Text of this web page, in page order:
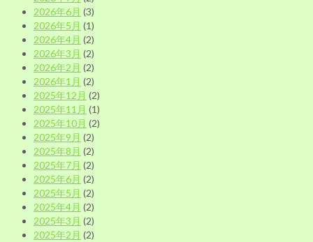
2026年6月 (3)
2026年5月 (1)
2026年4月 (2)
2026年3月 (2)
2026年2月 (2)
2026年1月 (2)
2025年12月 (2)
2025年11月 (1)
2025年10月 (2)
2025年9月 (2)
2025年8月 (2)
2025年7月 (2)
2025年6月 (2)
2025年5月 (2)
2025年4月 (2)
2025年3月 (2)
2025年2月 (2)